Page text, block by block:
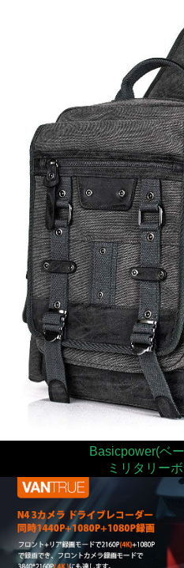
Basicpower(ベ
ミリタリー